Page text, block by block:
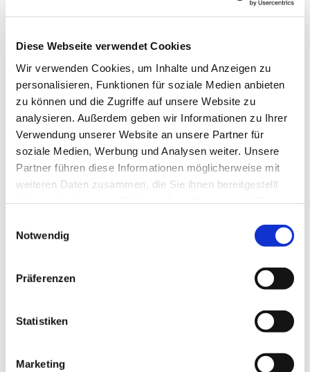
Diese Webseite verwendet Cookies
Wir verwenden Cookies, um Inhalte und Anzeigen zu
personalisieren, Funktionen für soziale Medien anbieten
zu können und die Zugriffe auf unsere Website zu
analysieren. Außerdem geben wir Informationen zu Ihrer
Verwendung unserer Website an unsere Partner für
soziale Medien, Werbung und Analysen weiter. Unsere
Partner führen diese Informationen möglicherweise mit
weiteren Daten zusammen, die Sie ihnen bereitgestellt
Notwendig
Präferenzen
Statistiken
Marketing